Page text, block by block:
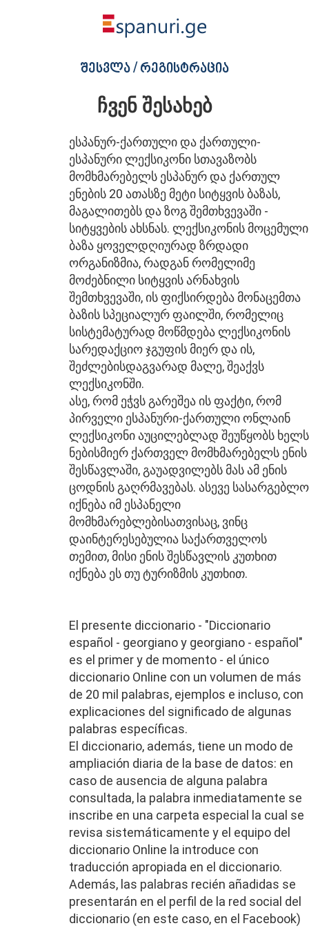
შესვლა / რეგისტრაცია
ჩვენ შესახებ
ესპანურ-ქართული და ქართული-
ესპანური ლექსიკონი სთავაზობს
მომხმარებელს ესპანურ და ქართულ
ენების 20 ათასზე მეტი სიტყვის ბაზას,
მაგალითებს და ზოგ შემთხვევაში -
სიტყვების ახსნას. ლექსიკონის მოცემული
ბაზა ყოველდღიურად ზრდადი
ორგანიზმია, რადგან რომელიმე
მოძებნილი სიტყვის არნახვის
შემთხვევაში, ის ფიქსირდება მონაცემთა
ბაზის სპეციალურ ფაილში, რომელიც
სისტემატურად მოწმდება ლექსიკონის
სარედაქციო ჯგუფის მიერ და ის,
შეძლებისდაგვარად მალე, შეაქვს
ლექსიკონში.
ასე, რომ ეჭვს გარეშეა ის ფაქტი, რომ
პირველი ესპანური-ქართული ონლაინ
ლექსიკონი აუცილებლად შეუწყობს ხელს
ნებისმიერ ქართველ მომხმარებელს ენის
შესწავლაში, გაუადვილებს მას ამ ენის
ცოდნის გაღრმავებას. ასევე სასარგებლო
იქნება იმ ესპანელი
მომხმარებლებისათვისაც, ვინც
დაინტერესებულია საქართველოს
თემით, მისი ენის შესწავლის კუთხით
იქნება ეს თუ ტურიზმის კუთხით.
El presente diccionario - "Diccionario
español - georgiano y georgiano - español"
es el primer y de momento - el único
diccionario Online con un volumen de más
de 20 mil palabras, ejemplos e incluso, con
explicaciones del significado de algunas
palabras específicas.
El diccionario, además, tiene un modo de
ampliación diaria de la base de datos: en
caso de ausencia de alguna palabra
consultada, la palabra inmediatamente se
inscribe en una carpeta especial la cual se
revisa sistemáticamente y el equipo del
diccionario Online la introduce con
traducción apropiada en el diccionario.
Además, las palabras recién añadidas se
presentarán en el perfil de la red social del
diccionario (en este caso, en el Facebook)